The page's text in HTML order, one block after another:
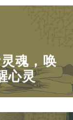
魂，唤
心灵